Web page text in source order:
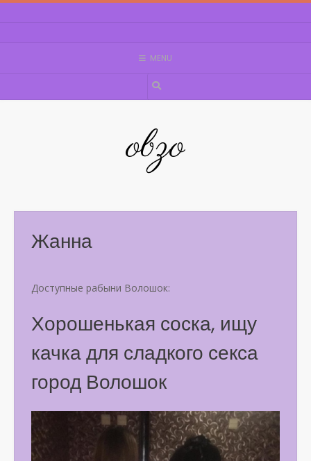
Skip
MENU
obzo
Жанна
Доступные рабыни Волошок:
Хорошенькая соска, ищу
качка для сладкого секса
город Волошок